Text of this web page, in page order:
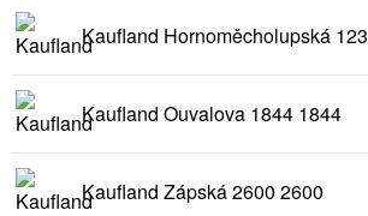
Kaufland Hornoměcholupská 123
Kaufland Ouvalova 1844 1844
Kaufland Zápská 2600 2600